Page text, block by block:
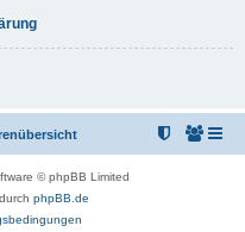
© phpBB Limited
phpBB.de